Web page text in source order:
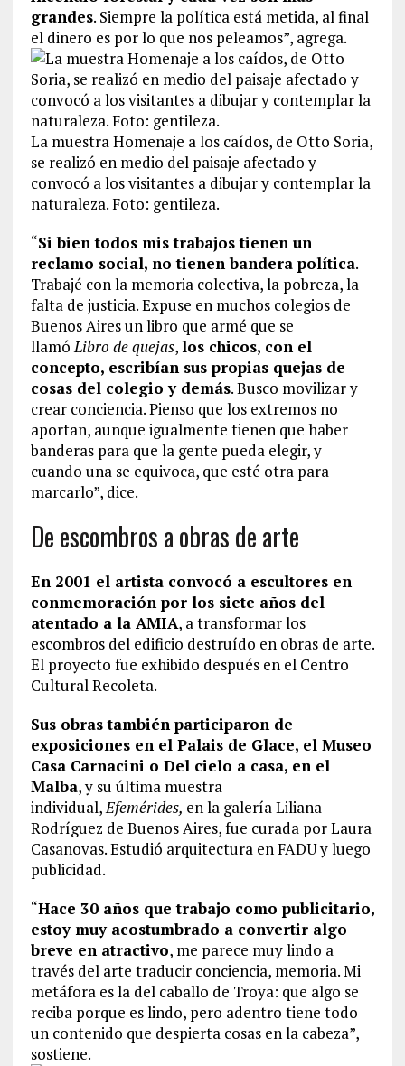
grandes. Siempre la política está metida, al final
el dinero es por lo que nos peleamos”, agrega.
La muestra Homenaje a los caídos, de Otto Soria,
se realizó en medio del paisaje afectado y
convocó a los visitantes a dibujar y contemplar la
naturaleza. Foto: gentileza.
“Si bien todos mis trabajos tienen un
reclamo social, no tienen bandera política.
Trabajé con la memoria colectiva, la pobreza, la
falta de justicia. Expuse en muchos colegios de
Buenos Aires un libro que armé que se
llamóLibro de quejas,los chicos, con el
concepto, escribían sus propias quejas de
cosas del colegio y demás. Busco movilizar y
crear conciencia. Pienso que los extremos no
aportan, aunque igualmente tienen que haber
banderas para que la gente pueda elegir, y
cuando una se equivoca, que esté otra para
marcarlo”, dice.
De escombros a obras de arte
En 2001 el artista convocó a escultores en
conmemoración por los siete años del
atentado a la AMIA, a transformar los
escombros del edificio destruído en obras de arte.
El proyecto fue exhibido después en el Centro
Cultural Recoleta.
Sus obras también participaron de
exposiciones en el Palais de Glace, el Museo
Casa Carnacini o Del cielo a casa, en el
Malba, y su última muestra
individual,Efemérides, en la galería Liliana
Rodríguez de Buenos Aires, fue curada por Laura
Casanovas. Estudió arquitectura en FADU y luego
publicidad.
“Hace 30 años que trabajo como publicitario,
estoy muy acostumbrado a convertir algo
breve en atractivo, me parece muy lindo a
través del arte traducir conciencia, memoria. Mi
metáfora es la del caballo de Troya: que algo se
reciba porque es lindo, pero adentro tiene todo
un contenido que despierta cosas en la cabeza”,
sostiene.